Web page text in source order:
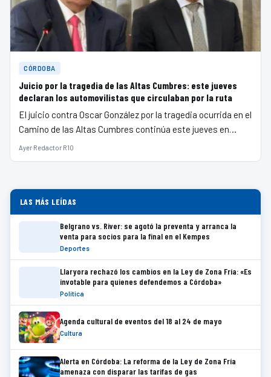
CÓRDOBA
Juicio por la tragedia de las Altas Cumbres: este jueves
declaran los automovilistas que circulaban por la ruta
El juicio contra Oscar González por la tragedia ocurrida en el
Camino de las Altas Cumbres continúa este jueves en…
Ayer·Redactor R10
LAS MÁS LEÍDAS
Belgrano vs. River: se agotó la preventa y arranca la
venta para socios para la final en el Kempes
Deportes
Llaryora rechazó los cambios en la Ley de Zona Fría: «Es
invotable para quienes defendemos a Córdoba»
Política
Agenda cultural de eventos del 18 al 24 de mayo
Cultura
Alerta en Córdoba: La reforma de la Ley de Zona Fría
amenaza con disparar las tarifas de gas